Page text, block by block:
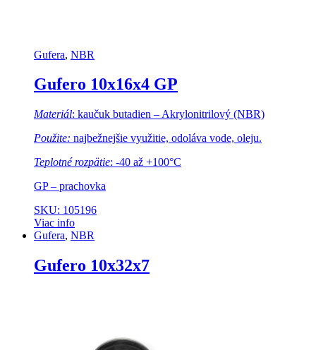
Gufera, NBR
Gufero 10x16x4 GP
Materiál: kaučuk butadien – Akrylonitrilový (NBR)
Použite: najbežnejšie využitie, odoláva vode, oleju.
Teplotné rozpätie: -40 až +100°C
GP – prachovka
SKU: 105196
Viac info
Gufera, NBR
Gufero 10x32x7